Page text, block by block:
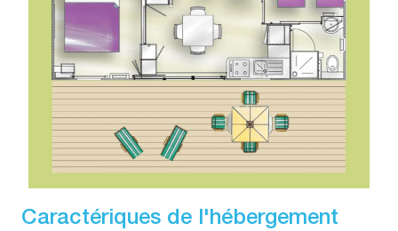
Caractériques de l'hébergement